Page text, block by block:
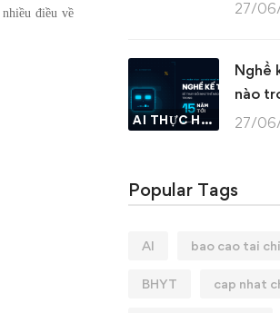
điều về
27/
AI THỰC HÀNH
Nghề
nào
27/
Popular Tags
AI bao cao tai
BHYT cap nhat